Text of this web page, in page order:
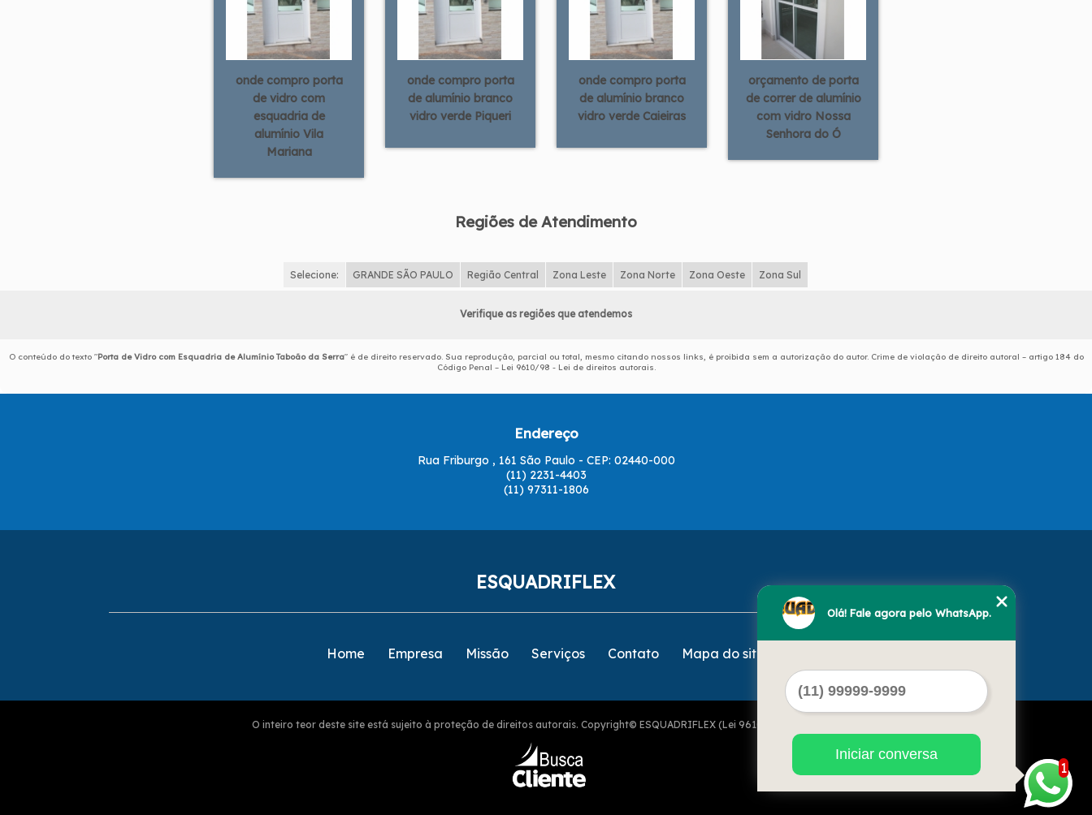
onde compro porta
de vidro com
esquadria de
alumínio Vila
Mariana
onde compro porta
de alumínio branco
vidro verde Piqueri
onde compro porta
de alumínio branco
vidro verde Caieiras
orçamento de porta
de correr de alumínio
com vidro Nossa
Senhora do Ó
Regiões de Atendimento
Selecione: GRANDE SÃO PAULO Região Central Zona Leste Zona Norte Zona Oeste Zona Sul
Verifique as regiões que atendemos
O conteúdo do texto "Porta de Vidro com Esquadria de Alumínio Taboão da Serra" é de direito reservado. Sua reprodução, parcial ou total, mesmo citando nossos links, é proibida sem a autorização do autor. Crime de violação de direito autoral – artigo 184 do
Código Penal – Lei 9610/98 - Lei de direitos autorais.
Endereço
Rua Friburgo , 161 São Paulo - CEP: 02440-000
(11) 2231-4403
(11) 97311-1806
ESQUADRIFLEX
Home Empresa Missão Serviços Contato Mapa do site
O inteiro teor deste site está sujeito à proteção de direitos autorais. Copyright© ESQUADRIFLEX (Lei 9610 de 19/02/1998)
1
Olá! Fale agora pelo WhatsApp.
Iniciar conversa